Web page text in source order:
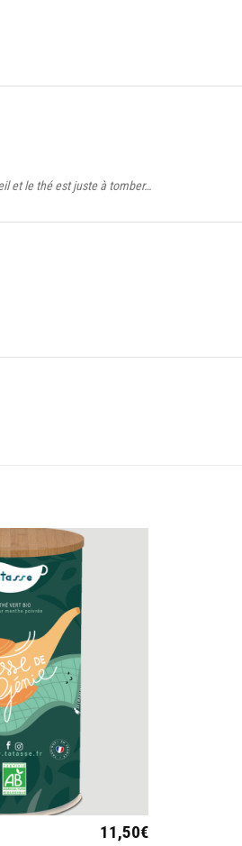
et le thé est juste à tomber…
11,50€